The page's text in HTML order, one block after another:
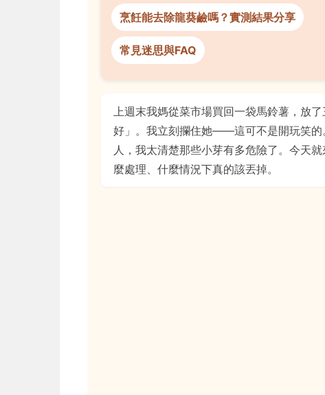
烹飪能去除龍葵鹼嗎？實測結果分享
常見迷思與FAQ
上週末我媽從菜市場買回一袋馬鈴薯，放
好」。我立刻攔住她——這可不是開玩笑的
人，我太清楚那些小芽有多危險了。今天
麼處理、什麼情況下真的該丟掉。